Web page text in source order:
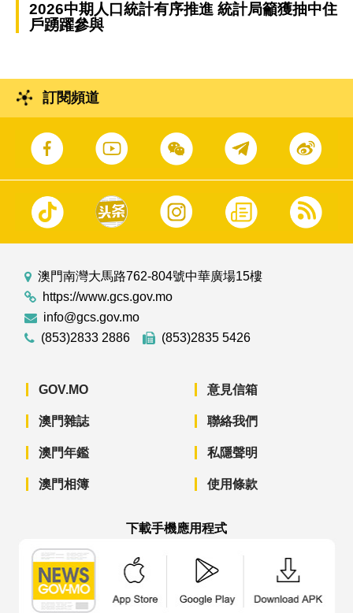
2026中期人口統計有序推進 統計局籲獲抽中住
戶踴躍參與
訂閱頻道
澳門南灣大馬路762-804號中華廣場15樓
https://www.gcs.gov.mo
info@gcs.gov.mo
(853)2833 2886
(853)2835 5426
GOV.MO
澳門雜誌
澳門年鑑
澳門相簿
意見信箱
聯絡我們
私隱聲明
使用條款
下載手機應用程式